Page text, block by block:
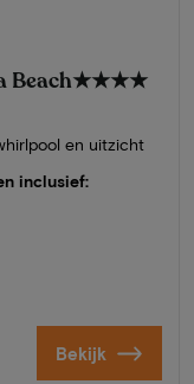
Beach★★★★
en uitzicht
inclusief:
Bekijk